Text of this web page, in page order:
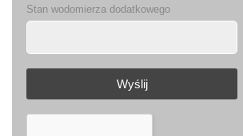
Stan wodomierza dodatkowego
Wyślij